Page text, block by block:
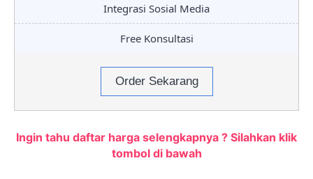
Integrasi Sosial Media
Free Konsultasi
Order Sekarang
Ingin tahu daftar harga selengkapnya ? Silahkan klik
tombol di bawah